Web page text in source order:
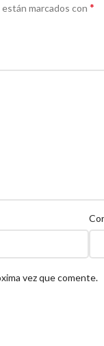
marcados con *
vez que comente.